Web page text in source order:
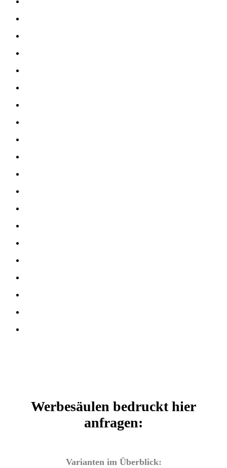
Werbesäulen bedruckt hier
anfragen:
Varianten im Überblick: